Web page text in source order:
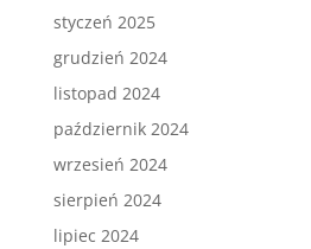
styczeń 2025
grudzień 2024
listopad 2024
październik 2024
wrzesień 2024
sierpień 2024
lipiec 2024